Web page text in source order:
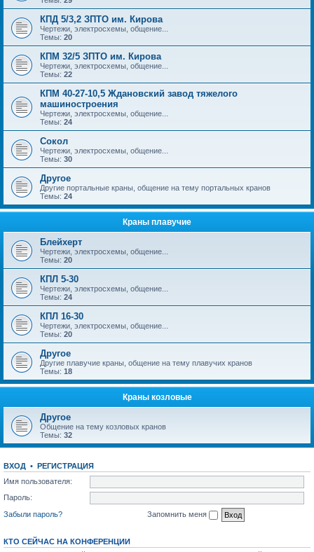
КПД 5/3,2 ЗПТО им. Кирова
Чертежи, электросхемы, общение...
Темы: 20
КПМ 32/5 ЗПТО им. Кирова
Чертежи, электросхемы, общение...
Темы: 22
КПМ 40-27-10,5 Ждановский завод тяжелого
машиностроения
Чертежи, электросхемы, общение...
Темы: 24
Сокол
Чертежи, электросхемы, общение...
Темы: 30
Другое
Другие портальные краны, общение на тему портальных кранов
Темы: 24
Краны плавучие
Блейхерт
Чертежи, электросхемы, общение...
Темы: 20
КПЛ 5-30
Чертежи, электросхемы, общение...
Темы: 24
КПЛ 16-30
Чертежи, электросхемы, общение...
Темы: 20
Другое
Другие плавучие краны, общение на тему плавучих кранов
Темы: 18
Краны козловые
Другое
Общение на тему козловых кранов
Темы: 32
ВХОД • РЕГИСТРАЦИЯ
Имя пользователя:
Пароль:
Забыли пароль?
Запомнить меня
КТО СЕЙЧАС НА КОНФЕРЕНЦИИ